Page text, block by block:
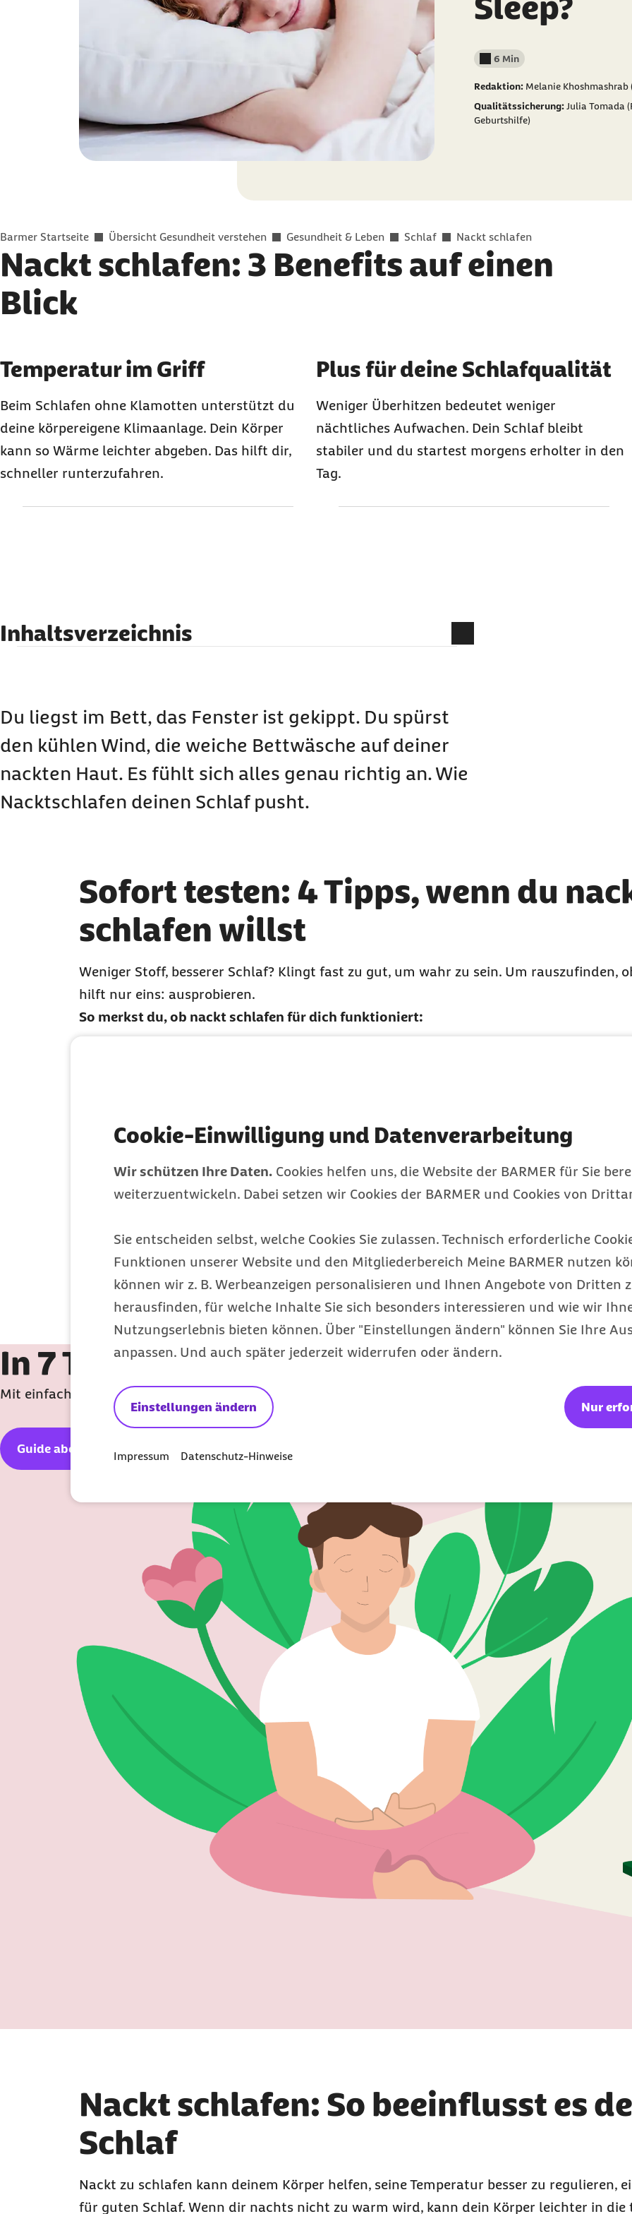
Cookie-Einwilligung und Datenverarbeitung
Wir schützen Ihre Daten. Cookies helfen uns, die Website der BARMER für Sie
weiterzuentwickeln. Dabei setzen wir Cookies der BARMER und Cookies von
Sie entscheiden selbst, welche Cookies Sie zulassen. Technisch erforderliche
Funktionen unserer Website und den Mitgliederbereich Meine BARMER nutzen
können wir z. B. Werbeanzeigen personalisieren und Ihnen Angebote von Dritten
herausfinden, für welche Inhalte Sie sich besonders interessieren und wie wir
Nutzungserlebnis bieten können. Über "Einstellungen ändern" können Sie Ihre
anpassen. Und auch später jederzeit widerrufen oder ändern.
Einstellungen ändern Nur
Impressum Datenschutz-Hinweise
Lesedauer weniger als
6 Min
Redaktion: Melanie Khoshmashrab
Qualitätssicherung:Julia Tomada
Geburtshilfe)
Sie befinden sich hier:
Barmer Startseite Übersicht Gesundheit verstehen Gesundheit & Leben Schlaf Nackt schlafen
Nackt schlafen: 3 Benefits auf einen
Blick
Karussell mit 3 Elementen
Element 1 von 3
Temperatur im Griff
Beim Schlafen ohne Klamotten unterstützt du
deine körpereigene Klimaanlage. Dein Körper
kann so Wärme leichter abgeben. Das hilft dir,
schneller runterzufahren.
Element 2 von 3
Plus für deine Schlafqualität
Weniger Überhitzen bedeutet weniger
nächtliches Aufwachen. Dein Schlaf bleibt
stabiler und du startest morgens erholter in den
Tag.
Inhaltsverzeichnis
Aufgepasst: Darauf solltest du beim Nacktschlafen achten
Nackt schlafen oder nicht nackt schlafen: Deine Entscheidung
Nackt schlafen: Häufige Fragen und Antworten
Du liegst im Bett, das Fenster ist gekippt. Du spürst
den kühlen Wind, die weiche Bettwäsche auf deiner
nackten Haut. Es fühlt sich alles genau richtig an. Wie
Nacktschlafen deinen Schlaf pusht.
Sofort testen: 4 Tipps, wenn du
schlafen willst
Weniger Stoff, besserer Schlaf? Klingt fast zu gut, um wahr zu sein. Um rauszufinden,
hilft nur eins: ausprobieren.
So merkst du, ob nackt schlafen für dich funktioniert:
Kontakt. Materialien wie Baumwolle sind atmungsaktiv, sie können Feuchtigkeit
vom Körper wegtransportieren. Das fühlt sich einfach angenehmer an.
Warm bleiben: Wird dir kalt, nimm lieber eine leichte Decke dazu, statt direkt
Trial-and-Error: Fühlt sich’s ungewohnt an? Total normal. Du hast die längste
Klamotten geschlafen. Gib dir ein paar Nächte, bevor du entscheidest, ob
ist.
In 7 Tagen mehr Entspannung: Barmer
Mit einfachen Übungen und praktischen Tipps lernst du schnell die Grundlagen für besseren
Guide abonnieren
Nackt schlafen: So beeinflusst es
Schlaf
Nackt zu schlafen kann deinem Körper helfen, seine Temperatur besser zu regulieren,
für guten Schlaf. Wenn dir nachts nicht zu warm wird, kann dein Körper leichter in die